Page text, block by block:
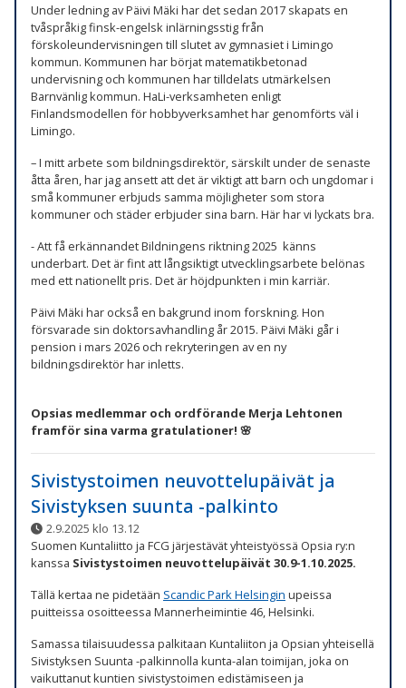
Under ledning av Päivi Mäki har det sedan 2017 skapats en
tvåspråkig finsk-engelsk inlärningsstig från
förskoleundervisningen till slutet av gymnasiet i Limingo
kommun. Kommunen har börjat matematikbetonad
undervisning och kommunen har tilldelats utmärkelsen
Barnvänlig kommun. HaLi-verksamheten enligt
Finlandsmodellen för hobbyverksamhet har genomförts väl i
Limingo.
– I mitt arbete som bildningsdirektör, särskilt under de senaste
åtta åren, har jag ansett att det är viktigt att barn och ungdomar i
små kommuner erbjuds samma möjligheter som stora
kommuner och städer erbjuder sina barn. Här har vi lyckats bra.
- Att få erkännandet Bildningens riktning 2025 känns
underbart. Det är fint att långsiktigt utvecklingsarbete belönas
med ett nationellt pris. Det är höjdpunkten i min karriär.
Päivi Mäki har också en bakgrund inom forskning. Hon
försvarade sin doktorsavhandling år 2015. Päivi Mäki går i
pension i mars 2026 och rekryteringen av en ny
bildningsdirektör har inletts.
Opsias medlemmar och ordförande Merja Lehtonen
framför sina varma gratulationer! 🌸
Sivistystoimen neuvottelupäivät ja
Sivistyksen suunta -palkinto
2.9.2025 klo 13.12
Suomen Kuntaliitto ja FCG järjestävät yhteistyössä Opsia ry:n
kanssa Sivistystoimen neuvottelupäivät 30.9-1.10.2025.
Tällä kertaa ne pidetään Scandic Park Helsingin upeissa
puitteissa osoitteessa Mannerheimintie 46, Helsinki.
Samassa tilaisuudessa palkitaan Kuntaliiton ja Opsian yhteisellä
Sivistyksen Suunta -palkinnolla kunta-alan toimijan, joka on
vaikuttanut kuntien sivistystoimen edistämiseen ja